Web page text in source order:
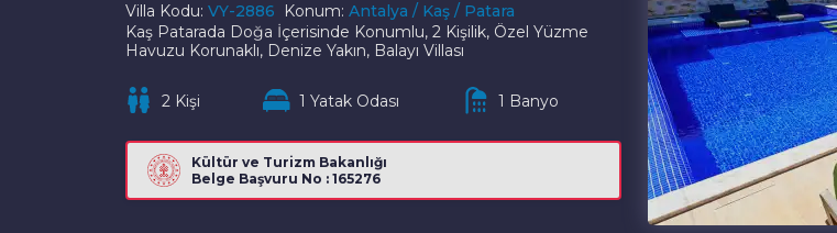
Villa Kodu: VY-2886 Konum: Antalya / Kaş / Patara
Kaş Patarada Doğa İçerisinde Konumlu, 2 Kişilik, Özel Yüzme
Havuzu Korunaklı, Denize Yakın, Balayı Villası
2 Kişi 1 Yatak Odası 1 Banyo
Kültür ve Turizm Bakanlığı
Belge Başvuru No : 165276